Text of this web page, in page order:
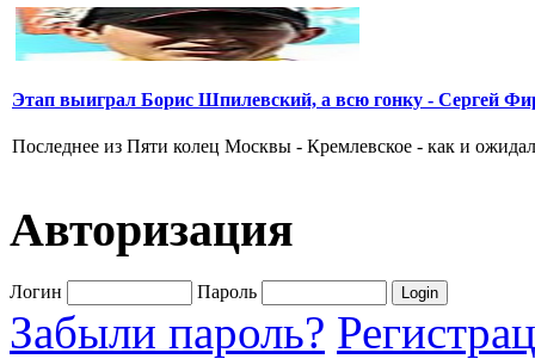
Этап выиграл Борис Шпилевский, а всю гонку - Сергей
Последнее из Пяти колец Москвы - Кремлевское - как и
Авторизация
Логин Пароль
Забыли пароль?